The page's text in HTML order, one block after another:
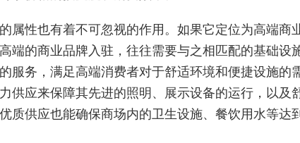
属性也有着不可忽视的作用。如果它定位为高端商
端的商业品牌入驻，往往需要与之相匹配的基础设
服务，满足高端消费者对于舒适环境和便捷设施的
供应来保障其先进的照明、展示设备的运行，以及
质供应也能确保商场内的卫生设施、餐饮用水等达